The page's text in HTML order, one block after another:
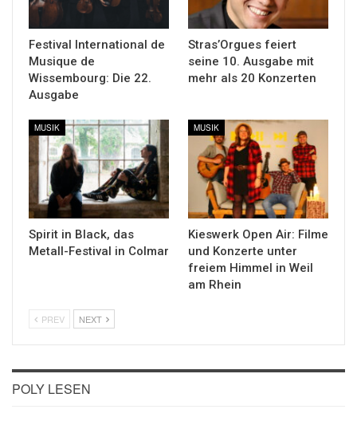
Festival International de
Musique de
Wissembourg: Die 22.
Ausgabe
Stras’Orgues feiert
seine 10. Ausgabe mit
mehr als 20 Konzerten
MUSIK
Spirit in Black, das
Metall-Festival in Colmar
MUSIK
Kieswerk Open Air: Filme
und Konzerte unter
freiem Himmel in Weil
am Rhein
PREV NEXT
POLY LESEN